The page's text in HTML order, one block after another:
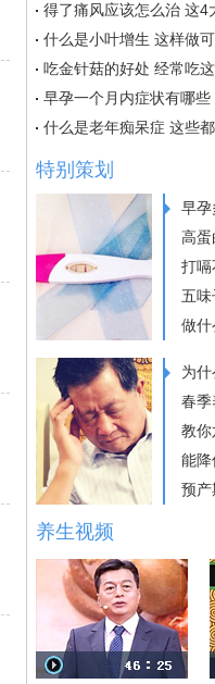
得了痛风应该怎么治 这4
什么是小叶增生 这样做
吃金针菇的好处 经常吃
早孕一个月内症状有哪
什么是老年痴呆症 这些
特别策划
早孕
高蛋
打嗝
五味
做什
为
春季
教你
能降
预产
养生视频